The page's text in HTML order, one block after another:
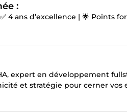
:
✅ 4 ans d’excellence | 🌟
expert en développement
et stratégie pour cerner